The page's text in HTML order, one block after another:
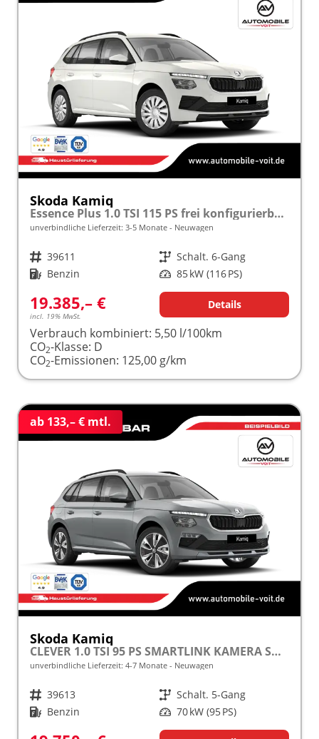
Skoda Kamiq
Essence Plus 1.0 TSI 115 PS frei konfigurierbar!
unverbindliche Lieferzeit: 3-5 Monate Neuwagen
Fahrzeugnr. 39611 Getriebe Schalt. 6-Gang
Kraftstoff Benzin Leistung 85 kW (116 PS)
19.385,– €
incl. 19% MwSt.
Details
Verbrauch kombiniert: 5,50 l/100km
CO2-Klasse: D
CO2-Emissionen: 125,00 g/km
ab 133,– € mtl.
Skoda Kamiq
CLEVER 1.0 TSI 95 PS SMARTLINK KAMERA SHZ ALU PDC LED TEMPOMAT frei konfigurierbar!
unverbindliche Lieferzeit: 4-7 Monate Neuwagen
Fahrzeugnr. 39613 Getriebe Schalt. 5-Gang
Kraftstoff Benzin Leistung 70 kW (95 PS)